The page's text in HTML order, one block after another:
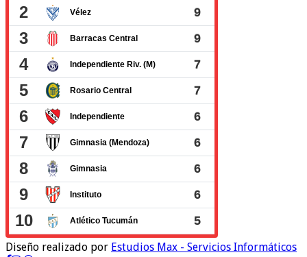
Diseño realizado por Estudios Max - Servicios Informáticos